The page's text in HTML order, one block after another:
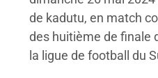
de kadutu, en match
des huitième de finale
la ligue de football du